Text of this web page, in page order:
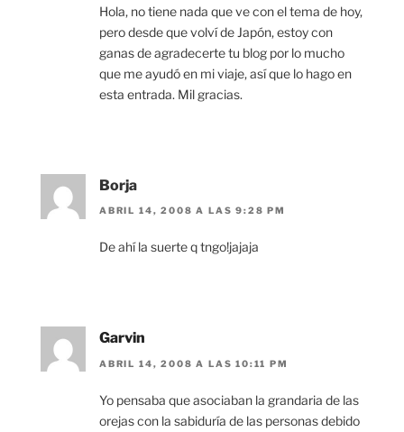
Hola, no tiene nada que ve con el tema de hoy,
pero desde que volví de Japón, estoy con
ganas de agradecerte tu blog por lo mucho
que me ayudó en mi viaje, así que lo hago en
esta entrada. Mil gracias.
Borja
ABRIL 14, 2008 A LAS 9:28 PM
De ahí la suerte q tngo!jajaja
Garvin
ABRIL 14, 2008 A LAS 10:11 PM
Yo pensaba que asociaban la grandaria de las
orejas con la sabiduría de las personas debido